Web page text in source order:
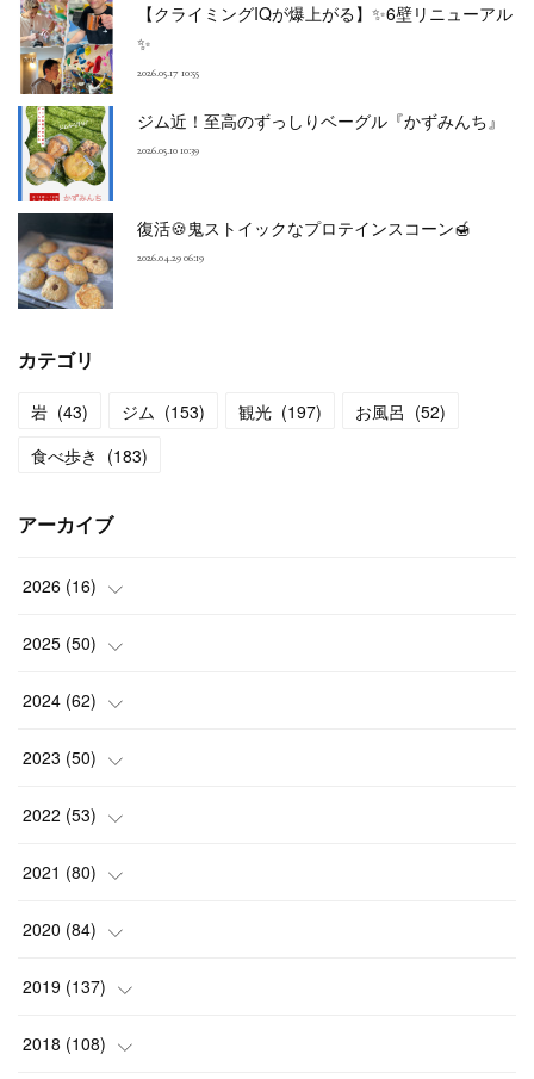
【クライミングIQが爆上がる】✨6壁リニューアル
✨
2026.05.17 10:55
ジム近！至高のずっしりベーグル『かずみんち』
2026.05.10 10:39
復活🍪鬼ストイックなプロテインスコーン🍯
2026.04.29 06:19
カテゴリ
岩 (43) ジム (153) 観光 (197) お風呂 (52)
食べ歩き (183)
アーカイブ
2026 (16)
(2)
(2)
(3)
(3)
( 3)
2025 (50)
(3)
(4)
(4)
(4)
( 4)
2024 (62)
(6)
(5)
(6)
( 6)
( 5)
2023 (50)
(7)
(5)
(5)
(2)
( 5)
2022 (53)
(4)
(5)
(4)
( 3)
2021 (80)
(7)
(5)
(8)
2020 (84)
(9)
(6)
2019 (137)
(10)
2018 (108)